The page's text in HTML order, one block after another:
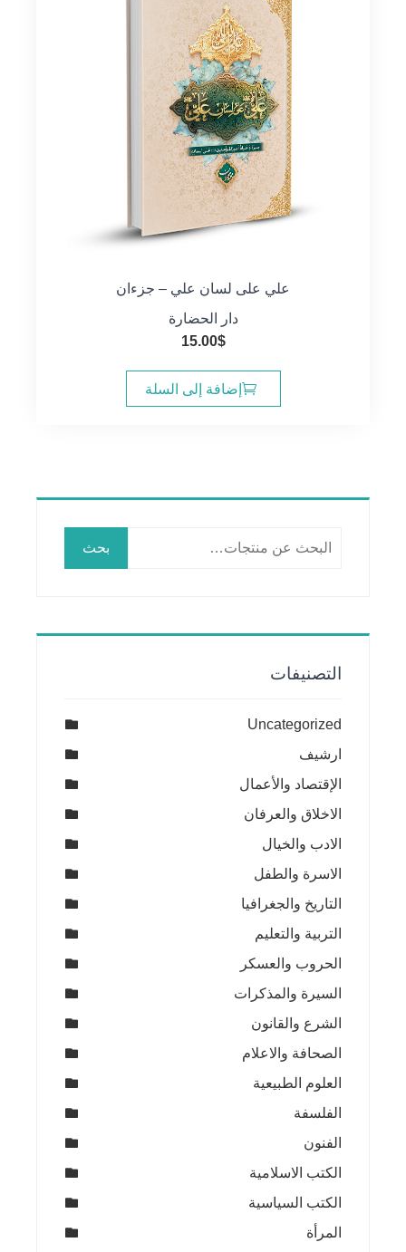
علي على لسان علي – جزءان
دار الحضارة
15.00$
إضافة إلى السلة
بحث
التصنيفات
Uncategorized
ارشيف
الإقتصاد والأعمال
الاخلاق والعرفان
الادب والخيال
الاسرة والطفل
التاريخ والجغرافيا
التربية والتعليم
الحروب والعسكر
السيرة والمذكرات
الشرع والقانون
الصحافة والاعلام
العلوم الطبيعية
الفلسفة
الفنون
الكتب الاسلامية
الكتب السياسية
المرأة